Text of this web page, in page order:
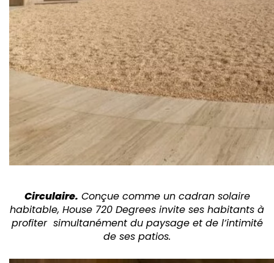
Circulaire. Conçue comme un cadran solaire
habitable, House 720 Degrees invite ses habitants à
profiter simultanément du paysage et de l’intimité
de ses patios.